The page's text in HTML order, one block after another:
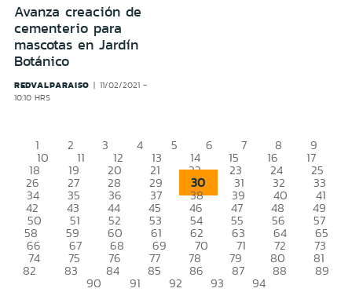
Avanza creación de
cementerio para
mascotas en Jardín
Botánico
REDVALPARAISO
11/02/2021 -
10:10 HRS
1 2 3 4 5 6 7 8 9
10 11 12 13 14 15 16 17
18 19 20 21 22 23 24 25
26 27 28 29 30 31 32 33
34 35 36 37 38 39 40 41
42 43 44 45 46 47 48 49
50 51 52 53 54 55 56 57
58 59 60 61 62 63 64 65
66 67 68 69 70 71 72 73
74 75 76 77 78 79 80 81
82 83 84 85 86 87 88 89
90 91 92 93 94